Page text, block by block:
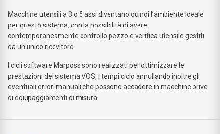
Macchine utensili a 3 o 5 assi diventano quindi l’ambiente ideale
per questo sistema, con la possibilità di avere
contemporaneamente controllo pezzo e verifica utensile gestiti
da un unico ricevitore.
I cicli software Marposs sono realizzati per ottimizzare le
prestazioni del sistema VOS, i tempi ciclo annullando inoltre gli
eventuali errori manuali che possono accadere in macchine prive
di equipaggiamenti di misura.